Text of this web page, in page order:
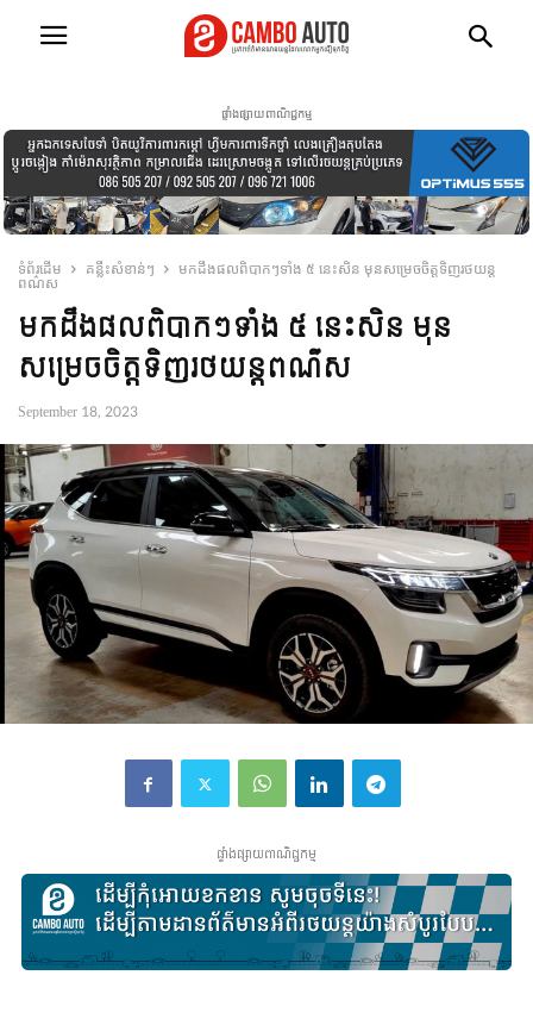
ផ្ទាំងផ្សាយពាណិជ្ជកម្ម
ទំព័រដើម គន្លឹះសំខាន់ៗ
មកដឹងផលពិបាកៗទាំង ៥ នេះសិន មុនសម្រេចចិត្តទិញរថយន្ត
ពណ៌ស
មកដឹងផលពិបាកៗទាំង ៥ នេះសិន មុន
សម្រេចចិត្តទិញរថយន្តពណ៌ស
September 18, 2023
ផ្ទាំងផ្សាយពាណិជ្ជកម្ម